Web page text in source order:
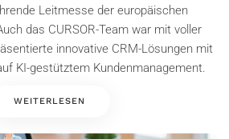
Leitmesse der europäischen
das CURSOR-Team war mit voller
innovative CRM-Lösungen mit
KI-gestütztem Kundenmanagement.
WEITERLESEN